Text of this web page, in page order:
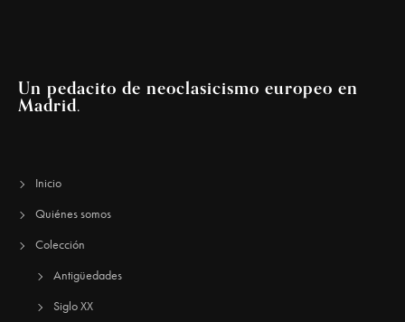
Un pedacito de neoclasicismo europeo en
Madrid.
Inicio
Quiénes somos
Colección
Antigüedades
Siglo XX